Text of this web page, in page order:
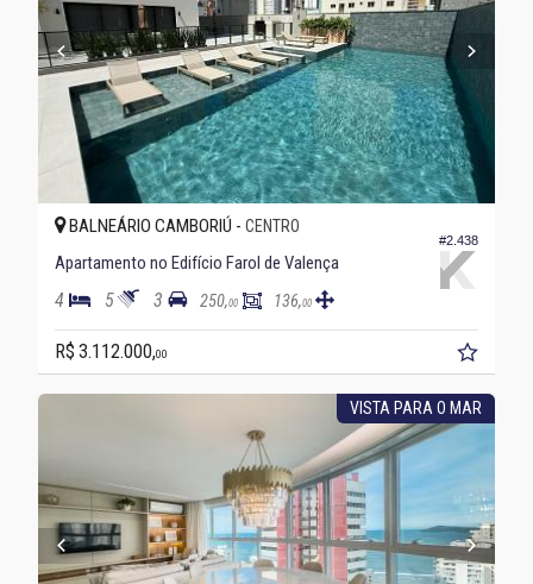
#2.438
BALNEÁRIO CAMBORIÚ - CENTRO
Apartamento no Edifício Farol de Valença
4 5 3 250,00 136,00
R$ 3.112.000,00
VISTA PARA O MAR